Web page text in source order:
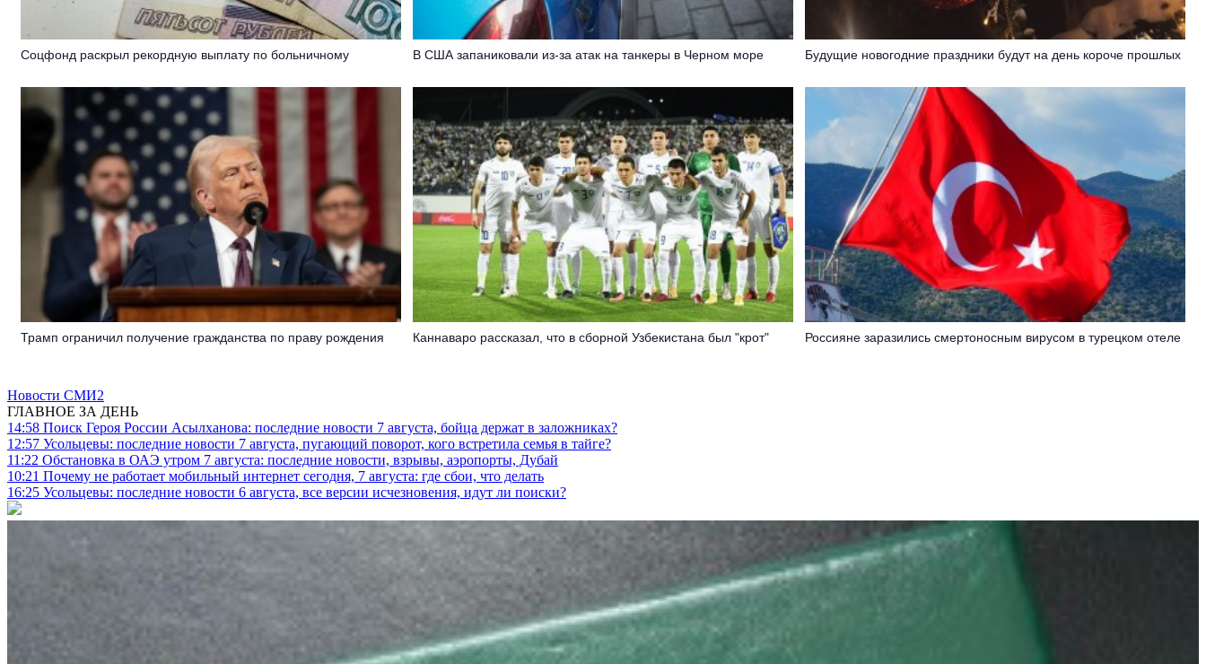
Соцфонд раскрыл рекордную выплату по больничному В США запаниковали из-за атак на танкеры в Черном море Будущие новогодние праздники будут на день короче прошлых
Трамп ограничил получение гражданства по праву рождения Каннаваро рассказал, что в сборной Узбекистана был "крот" Россияне заразились смертоносным вирусом в турецком отеле
Новости СМИ2
ГЛАВНОЕ ЗА ДЕНЬ
14:58 Поиск Героя России Асылханова: последние новости 7 августа, бойца держат в заложниках?
12:57 Усольцевы: последние новости 7 августа, пугающий поворот, кого встретила семья в тайге?
11:22 Обстановка в ОАЭ утром 7 августа: последние новости, взрывы, аэропорты, Дубай
10:21 Почему не работает мобильный интернет сегодня, 7 августа: где сбои, что делать
16:25 Усольцевы: последние новости 6 августа, все версии исчезновения, идут ли поиски?